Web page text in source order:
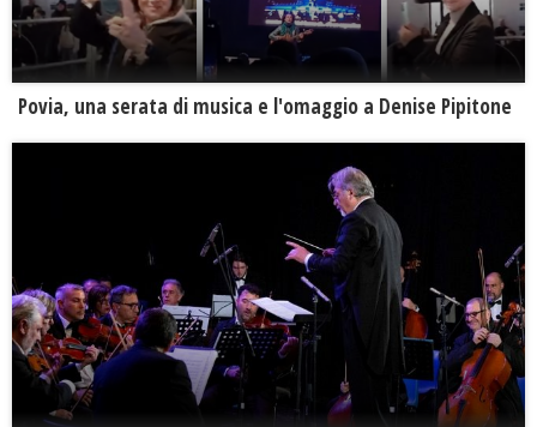
Povia, una serata di musica e l'omaggio a Denise Pipitone